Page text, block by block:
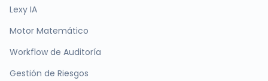
Lexy IA
Motor Matemático
Workflow de Auditoría
Gestión de Riesgos